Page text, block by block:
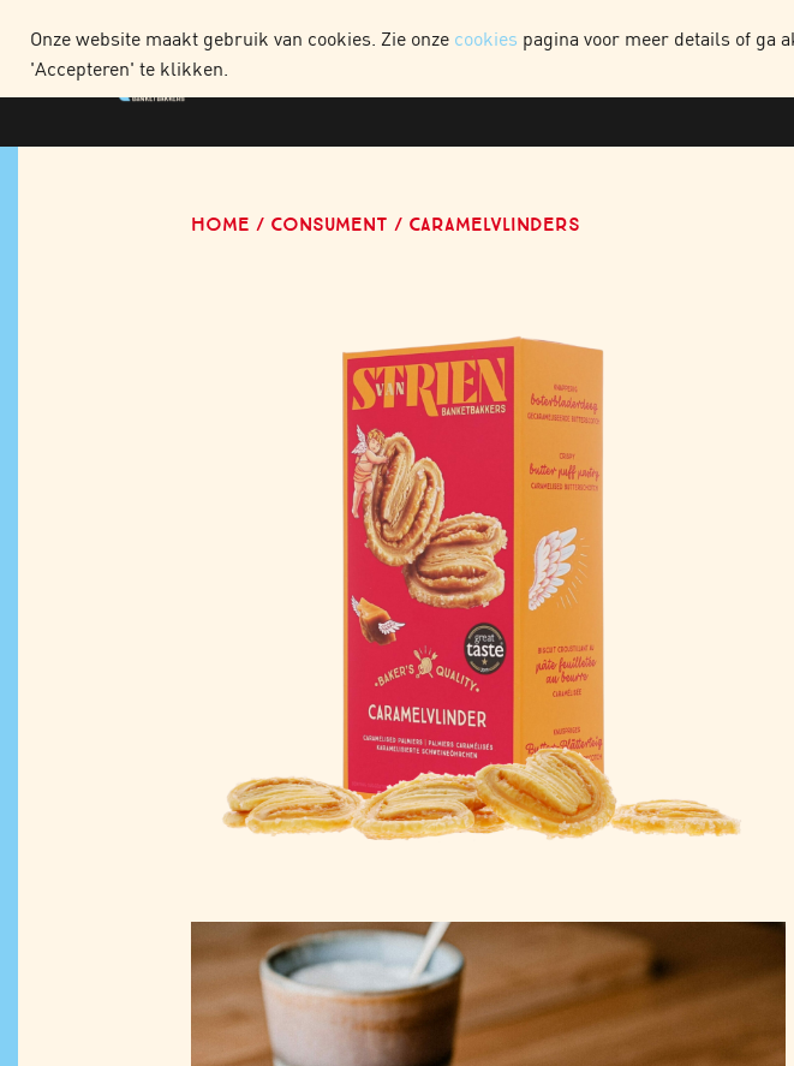
HOME CONSUMENT CARAMELVLINDERS
Onze website maakt gebruik van cookies. Zie onze cookies pagina voor meer details of ga
'Accepteren' te klikken.